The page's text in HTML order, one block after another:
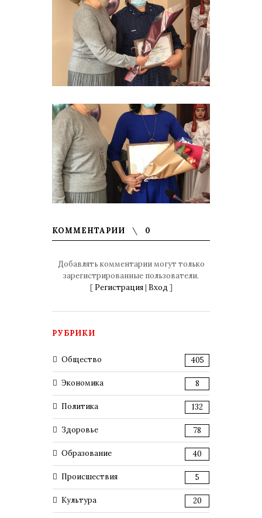
КОММЕНТАРИИ 0
Добавлять комментарии могут только
зарегистрированные пользователи.
[ Регистрация| Вход ]
РУБРИКИ
Общество 405
Экономика 8
Политика 132
Здоровье 78
Образование 40
Происшествия 5
Культура 20